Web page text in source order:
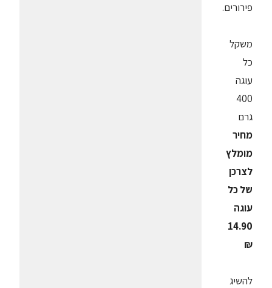
פירורים.
משקל
כל
עוגה
400
גרם
מחיר
מומלץ
לצרכן
של כל
עוגה
14.90
₪
להשיג